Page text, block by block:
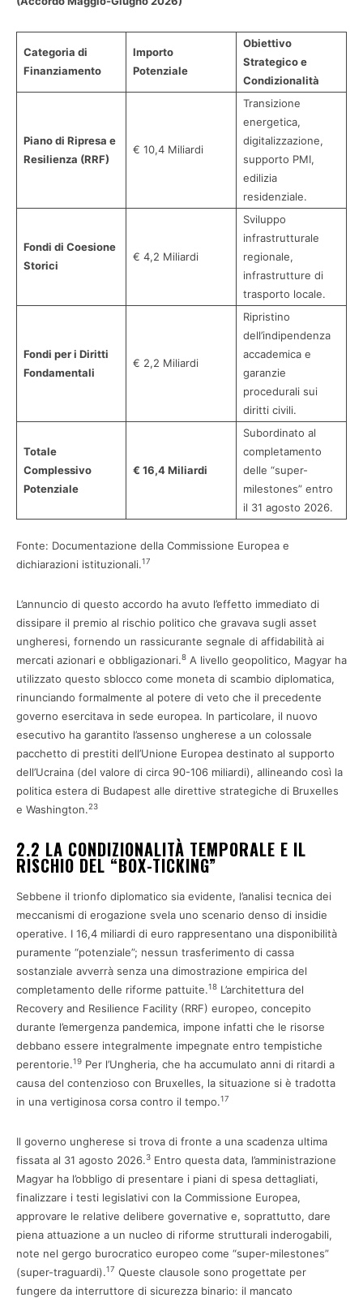
Categoria di
Finanziamento
Importo
Potenziale
Obiettivo
Strategico e
Condizionalità
Piano di Ripresa e
Resilienza (RRF)
€ 10,4 Miliardi
Transizione
energetica,
digitalizzazione,
supporto PMI,
edilizia
residenziale.
Fondi di Coesione
Storici
€ 4,2 Miliardi
Sviluppo
infrastrutturale
regionale,
infrastrutture di
trasporto locale.
Fondi per i Diritti
Fondamentali
€ 2,2 Miliardi
Ripristino
dell’indipendenza
accademica e
garanzie
procedurali sui
diritti civili.
Totale
Complessivo
Potenziale
€ 16,4 Miliardi
Subordinato al
completamento
delle “super-
milestones” entro
il 31 agosto 2026.
Fonte: Documentazione della Commissione Europea e
dichiarazioni istituzionali.17
L’annuncio di questo accordo ha avuto l’effetto immediato di
dissipare il premio al rischio politico che gravava sugli asset
ungheresi, fornendo un rassicurante segnale di affidabilità ai
mercati azionari e obbligazionari.8 A livello geopolitico, Magyar ha
utilizzato questo sblocco come moneta di scambio diplomatica,
rinunciando formalmente al potere di veto che il precedente
governo esercitava in sede europea. In particolare, il nuovo
esecutivo ha garantito l’assenso ungherese a un colossale
pacchetto di prestiti dell’Unione Europea destinato al supporto
dell’Ucraina (del valore di circa 90-106 miliardi), allineando così la
politica estera di Budapest alle direttive strategiche di Bruxelles
e Washington.23
2.2 LA CONDIZIONALITÀ TEMPORALE E IL
RISCHIO DEL “BOX-TICKING”
Sebbene il trionfo diplomatico sia evidente, l’analisi tecnica dei
meccanismi di erogazione svela uno scenario denso di insidie
operative. I 16,4 miliardi di euro rappresentano una disponibilità
puramente “potenziale”; nessun trasferimento di cassa
sostanziale avverrà senza una dimostrazione empirica del
completamento delle riforme pattuite.18 L’architettura del
Recovery and Resilience Facility (RRF) europeo, concepito
durante l’emergenza pandemica, impone infatti che le risorse
debbano essere integralmente impegnate entro tempistiche
perentorie.19 Per l’Ungheria, che ha accumulato anni di ritardi a
causa del contenzioso con Bruxelles, la situazione si è tradotta
in una vertiginosa corsa contro il tempo.17
Il governo ungherese si trova di fronte a una scadenza ultima
fissata al 31 agosto 2026.3 Entro questa data, l’amministrazione
Magyar ha l’obbligo di presentare i piani di spesa dettagliati,
finalizzare i testi legislativi con la Commissione Europea,
approvare le relative delibere governative e, soprattutto, dare
piena attuazione a un nucleo di riforme strutturali inderogabili,
note nel gergo burocratico europeo come “super-milestones”
(super-traguardi).17 Queste clausole sono progettate per
fungere da interruttore di sicurezza binario: il mancato